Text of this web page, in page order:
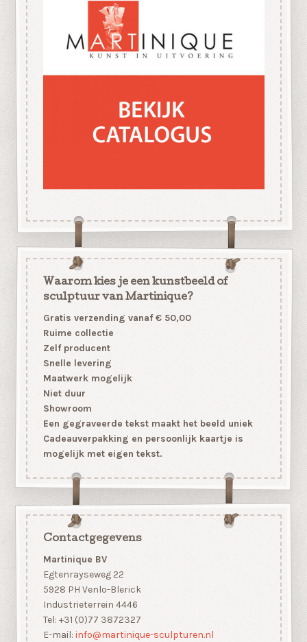
Waarom kies je een kunstbeeld of
sculptuur van Martinique?
Gratis verzending vanaf € 50,00
Ruime collectie
Zelf producent
Snelle levering
Maatwerk mogelijk
Niet duur
Showroom
Een gegraveerde tekst maakt het beeld uniek
Cadeauverpakking en persoonlijk kaartje is
mogelijk met eigen tekst.
Contactgegevens
Martinique BV
Egtenrayseweg 22
5928 PH Venlo-Blerick
Industrieterrein 4446
Tel: +31 (0)77 3872327
E-mail: info@martinique-sculpturen.nl